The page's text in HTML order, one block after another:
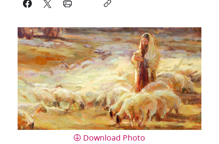
Download Photo